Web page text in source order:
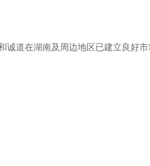
诚道在湖南及周边地区已建立良好